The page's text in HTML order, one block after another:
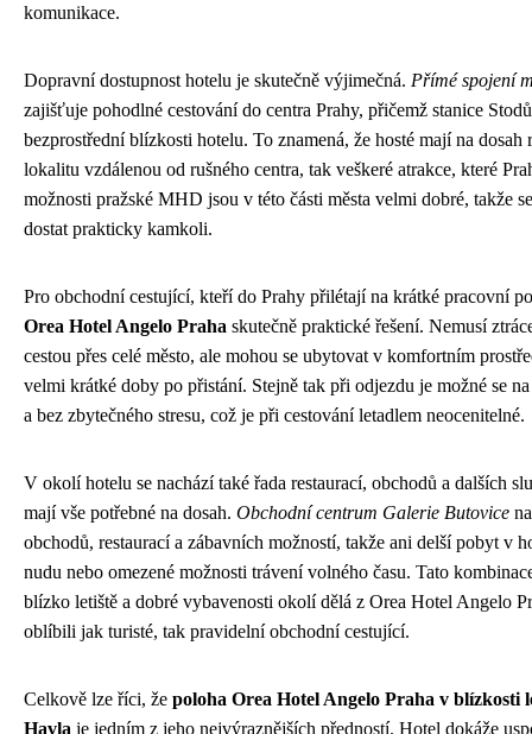
komunikace.
Dopravní dostupnost hotelu je skutečně výjimečná. Přímé spojení
zajišťuje pohodlné cestování do centra Prahy, přičemž stanice
bezprostřední blízkosti hotelu. To znamená, že hosté mají na
lokalitu vzdálenou od rušného centra, tak veškeré atrakce, které
možnosti pražské MHD jsou v této části města velmi dobré, takže
dostat prakticky kamkoli.
Pro obchodní cestující, kteří do Prahy přilétají na krátké pracovní
Orea Hotel Angelo Praha skutečně praktické řešení. Nemusí
cestou přes celé město, ale mohou se ubytovat v komfortním
velmi krátké doby po přistání. Stejně tak při odjezdu je možné se
a bez zbytečného stresu, což je při cestování letadlem neocenitelné.
V okolí hotelu se nachází také řada restaurací, obchodů a dalších
mají vše potřebné na dosah. Obchodní centrum Galerie Butovice
obchodů, restaurací a zábavních možností, takže ani delší pobyt v
nudu nebo omezené možnosti trávení volného času. Tato
blízko letiště a dobré vybavenosti okolí dělá z Orea Hotel Angelo
oblíbili jak turisté, tak pravidelní obchodní cestující.
Celkově lze říci, že poloha Orea Hotel Angelo Praha v blízkosti
Havla je jedním z jeho nejvýraznějších předností. Hotel dokáže